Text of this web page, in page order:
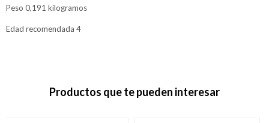
Peso 0,191 kilogramos
Edad recomendada 4
Productos que te pueden interesar